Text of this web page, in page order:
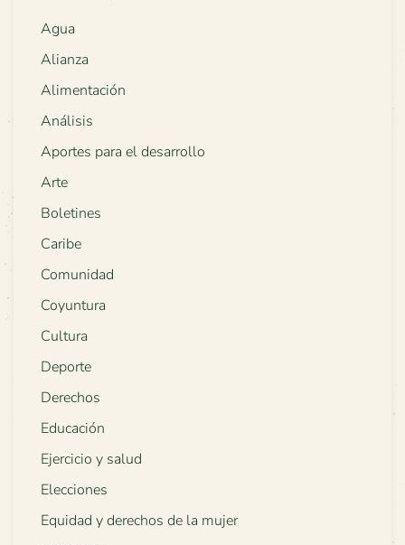
Agua
Alianza
Alimentación
Análisis
Aportes para el desarrollo
Arte
Boletines
Caribe
Comunidad
Coyuntura
Cultura
Deporte
Derechos
Educación
Ejercicio y salud
Elecciones
Equidad y derechos de la mujer